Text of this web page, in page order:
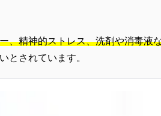
、精神的ストレス、洗剤や消毒液
とされています。